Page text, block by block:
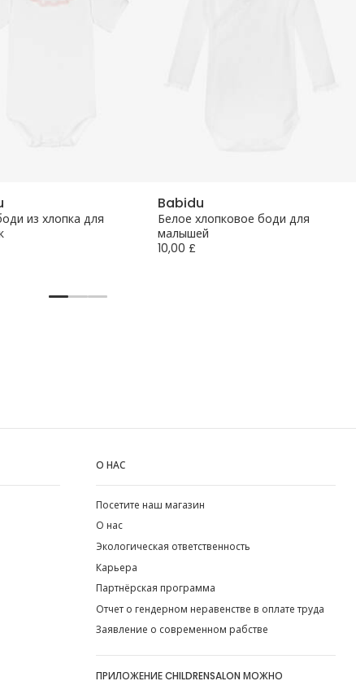
из хлопка для
Babidu
Белое хлопковое боди для
малышей
10,00 £
О НАС
Посетите наш магазин
О нас
Экологическая ответственность
Карьера
Партнёрская программа
Отчет о гендерном неравенстве в оплате труда
Заявление о современном рабстве
ПРИЛОЖЕНИЕ CHILDRENSALON МОЖНО